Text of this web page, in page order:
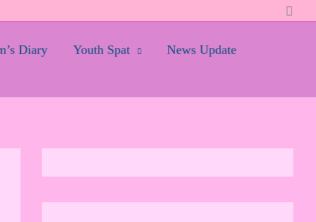
Diary Youth Spat
News Update